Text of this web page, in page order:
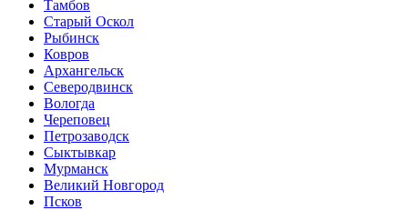
Тамбов
Старый Оскол
Рыбинск
Ковров
Архангельск
Северодвинск
Вологда
Череповец
Петрозаводск
Сыктывкар
Мурманск
Великий Новгород
Псков